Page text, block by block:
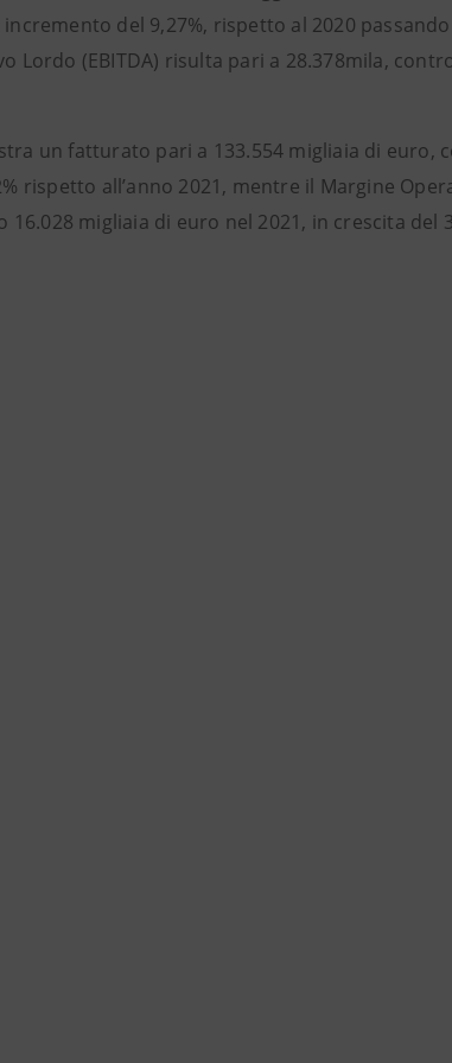
del 9,27%, rispetto al 2020
Lordo (EBITDA) risulta pari a 28.378mila,
un fatturato pari a 133.554 migliaia di euro,
rispetto all’anno 2021, mentre il Margine
migliaia di euro nel 2021, in crescita del